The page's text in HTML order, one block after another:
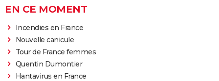
EN CE MOMENT
Incendies en France
Nouvelle canicule
Tour de France femmes
Quentin Dumontier
Hantavirus en France